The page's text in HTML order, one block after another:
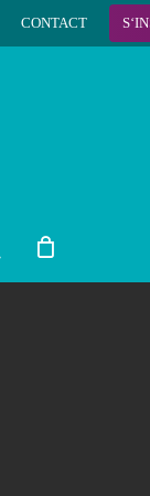
CONTACT S‘IN
search